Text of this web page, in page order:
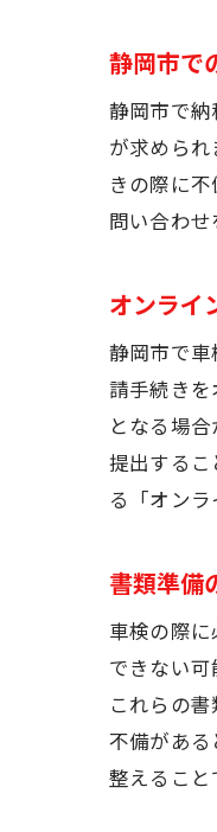
静岡市で
静岡市で
が求めら
きの際に
問い合わせ
オンライ
静岡市で
請手続き
となる場
提出する
る「オン
書類準備
車検の際
できない
これらの
不備があ
整えること